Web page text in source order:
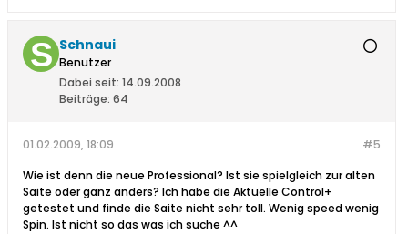
Schnaui
Benutzer
Dabei seit: 14.09.2008
Beiträge: 64
#5
01.02.2009, 18:09
Wie ist denn die neue Professional? Ist sie spielgleich zur alten
Saite oder ganz anders? Ich habe die Aktuelle Control+
getestet und finde die Saite nicht sehr toll. Wenig speed wenig
Spin. Ist nicht so das was ich suche ^^